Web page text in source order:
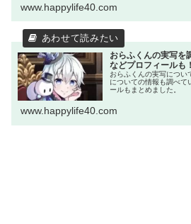
www.happylife40.com
おらふくんの実写を
などプロフィールも！
おらふくんの実写につい
についての情報も調べて
ールもまとめました。
www.happylife40.com